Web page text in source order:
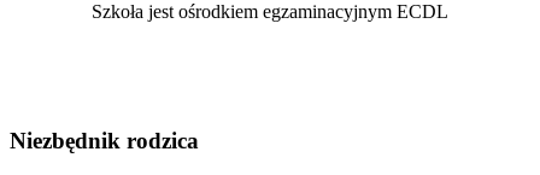
Szkoła jest ośrodkiem egzaminacyjnym ECDL
Niezbędnik rodzica